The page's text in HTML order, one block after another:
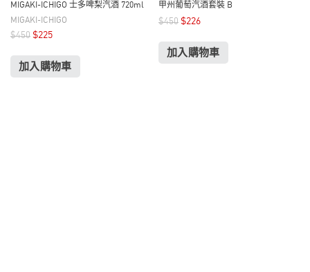
MIGAKI-ICHIGO 士多啤梨汽酒 720ml
MIGAKI-ICHIGO
$450 $225
加入購物車
甲州葡萄汽酒套裝 B
$450 $226
加入購物車